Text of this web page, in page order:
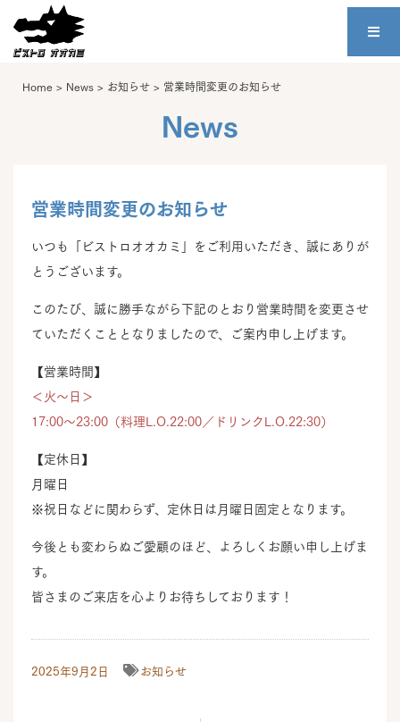
Home > News > お知らせ > 営業時間変更のお知らせ
News
営業時間変更のお知らせ
いつも「ビストロオオカミ」をご利用いただき、誠にありが
とうございます。
このたび、誠に勝手ながら下記のとおり営業時間を変更させ
ていただくこととなりましたので、ご案内申し上げます。
【営業時間】
＜火～日＞
17:00～23:00（料理L.O.22:00／ドリンクL.O.22:30）
【定休日】
月曜日
※祝日などに関わらず、定休日は月曜日固定となります。
今後とも変わらぬご愛顧のほど、よろしくお願い申し上げま
す。
皆さまのご来店を心よりお待ちしております！
2025年9月2日 お知らせ